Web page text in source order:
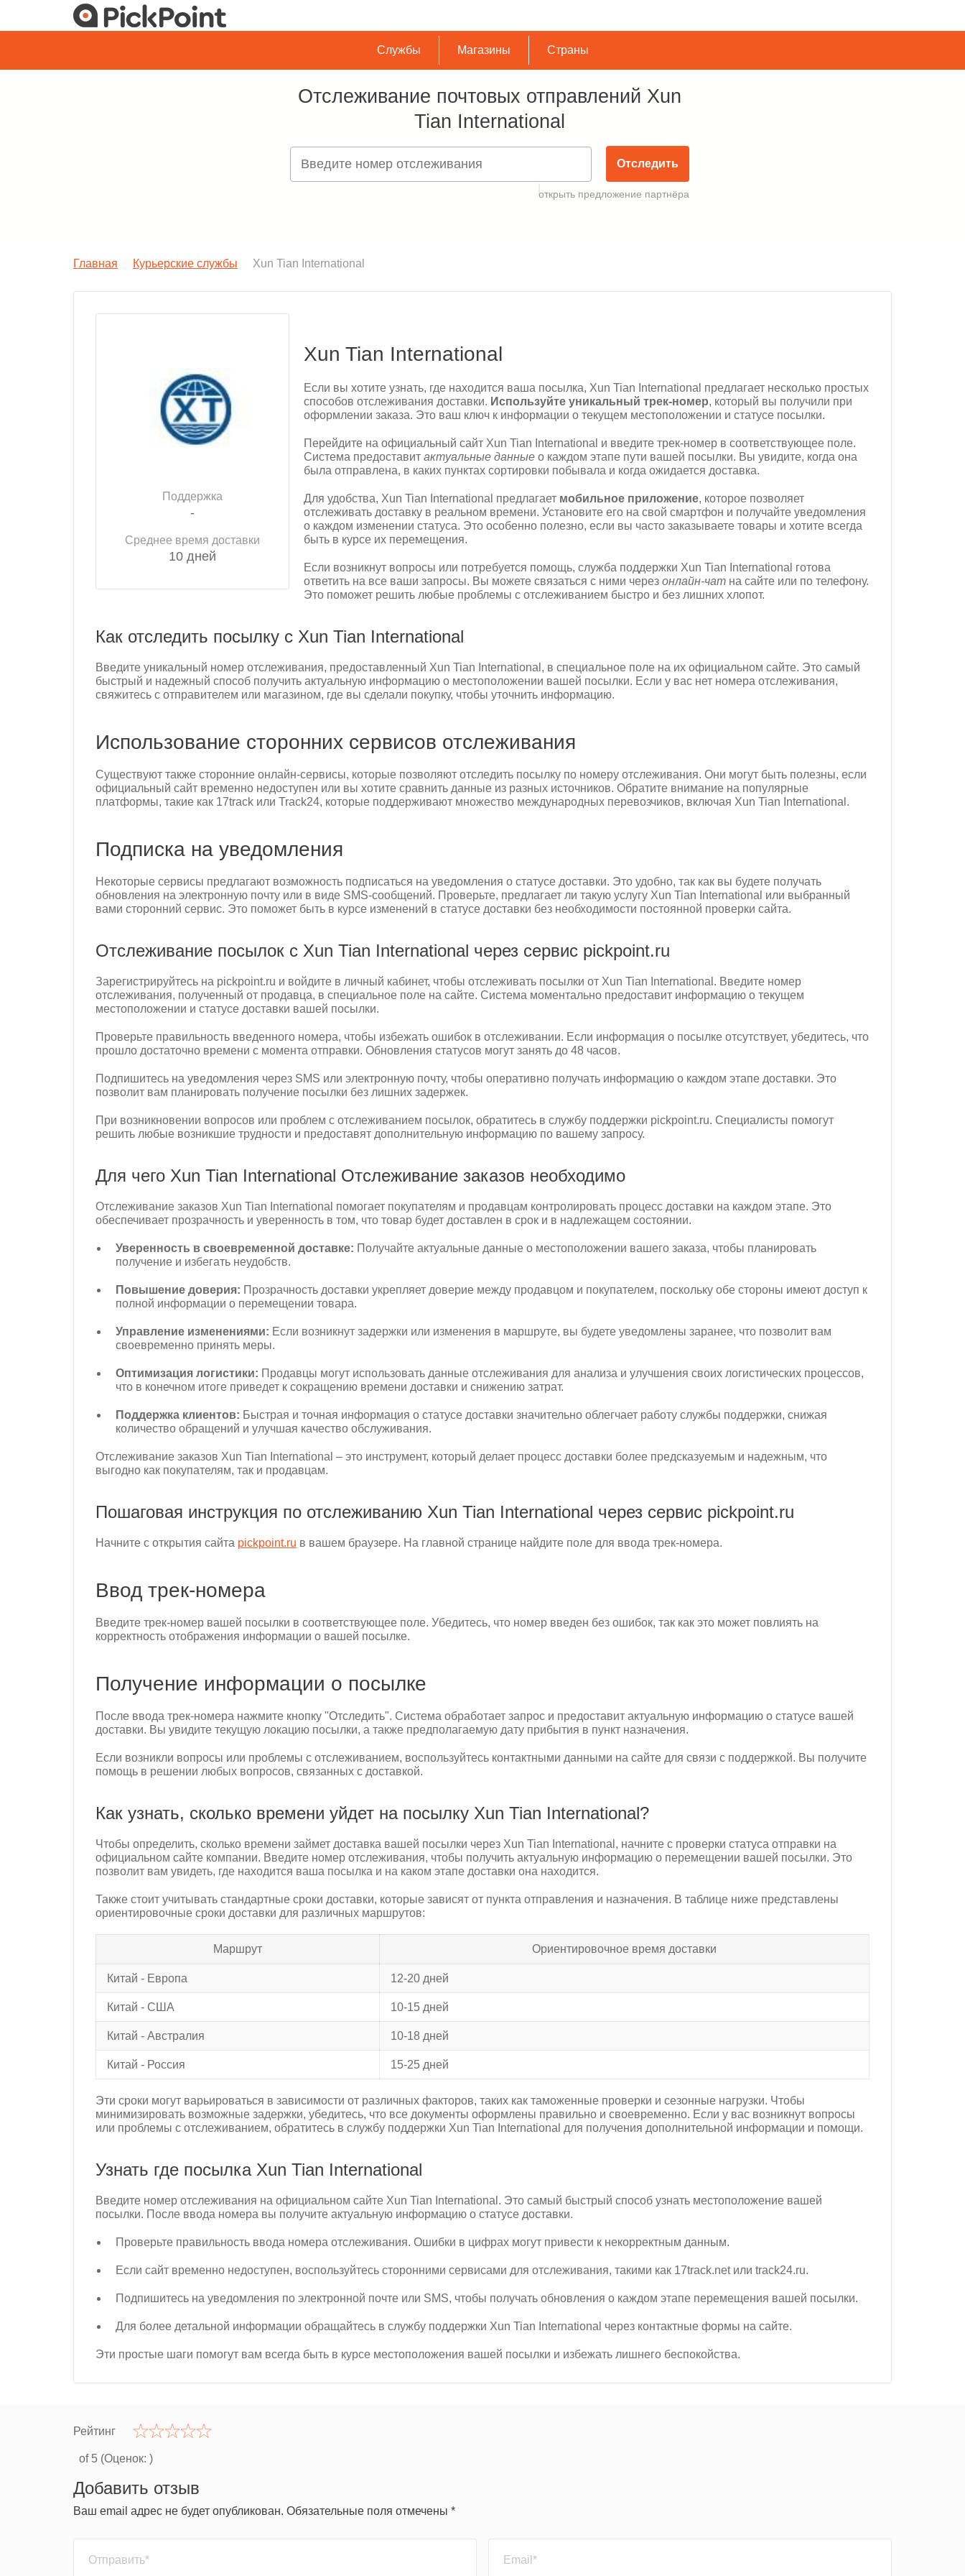
Службы Магазины Страны
Отслеживание почтовых отправлений Xun
Tian International
Отследить
открыть предложение партнёра
Главная Курьерские службы Xun Tian International
Поддержка
-
Среднее время доставки
10 дней
Xun Tian International
Если вы хотите узнать, где находится ваша посылка, Xun Tian International предлагает несколько простых
способов отслеживания доставки. Используйте уникальный трек-номер, который вы получили при
оформлении заказа. Это ваш ключ к информации о текущем местоположении и статусе посылки.
Перейдите на официальный сайт Xun Tian International и введите трек-номер в соответствующее поле.
Система предоставит актуальные данныео каждом этапе пути вашей посылки. Вы увидите, когда она
была отправлена, в каких пунктах сортировки побывала и когда ожидается доставка.
Для удобства, Xun Tian International предлагает мобильное приложение, которое позволяет
отслеживать доставку в реальном времени. Установите его на свой смартфон и получайте уведомления
о каждом изменении статуса. Это особенно полезно, если вы часто заказываете товары и хотите всегда
быть в курсе их перемещения.
Если возникнут вопросы или потребуется помощь, служба поддержки Xun Tian International готова
ответить на все ваши запросы. Вы можете связаться с ними через онлайн-чатна сайте или по телефону.
Это поможет решить любые проблемы с отслеживанием быстро и без лишних хлопот.
Как отследить посылку с Xun Tian International
Введите уникальный номер отслеживания, предоставленный Xun Tian International, в специальное поле на их официальном сайте. Это самый
быстрый и надежный способ получить актуальную информацию о местоположении вашей посылки. Если у вас нет номера отслеживания,
свяжитесь с отправителем или магазином, где вы сделали покупку, чтобы уточнить информацию.
Использование сторонних сервисов отслеживания
Существуют также сторонние онлайн-сервисы, которые позволяют отследить посылку по номеру отслеживания. Они могут быть полезны, если
официальный сайт временно недоступен или вы хотите сравнить данные из разных источников. Обратите внимание на популярные
платформы, такие как 17track или Track24, которые поддерживают множество международных перевозчиков, включая Xun Tian International.
Подписка на уведомления
Некоторые сервисы предлагают возможность подписаться на уведомления о статусе доставки. Это удобно, так как вы будете получать
обновления на электронную почту или в виде SMS-сообщений. Проверьте, предлагает ли такую услугу Xun Tian International или выбранный
вами сторонний сервис. Это поможет быть в курсе изменений в статусе доставки без необходимости постоянной проверки сайта.
Отслеживание посылок с Xun Tian International через сервис pickpoint.ru
Зарегистрируйтесь на pickpoint.ru и войдите в личный кабинет, чтобы отслеживать посылки от Xun Tian International. Введите номер
отслеживания, полученный от продавца, в специальное поле на сайте. Система моментально предоставит информацию о текущем
местоположении и статусе доставки вашей посылки.
Проверьте правильность введенного номера, чтобы избежать ошибок в отслеживании. Если информация о посылке отсутствует, убедитесь, что
прошло достаточно времени с момента отправки. Обновления статусов могут занять до 48 часов.
Подпишитесь на уведомления через SMS или электронную почту, чтобы оперативно получать информацию о каждом этапе доставки. Это
позволит вам планировать получение посылки без лишних задержек.
При возникновении вопросов или проблем с отслеживанием посылок, обратитесь в службу поддержки pickpoint.ru. Специалисты помогут
решить любые возникшие трудности и предоставят дополнительную информацию по вашему запросу.
Для чего Xun Tian International Отслеживание заказов необходимо
Отслеживание заказов Xun Tian International помогает покупателям и продавцам контролировать процесс доставки на каждом этапе. Это
обеспечивает прозрачность и уверенность в том, что товар будет доставлен в срок и в надлежащем состоянии.
Уверенность в своевременной доставке: Получайте актуальные данные о местоположении вашего заказа, чтобы планировать
получение и избегать неудобств.
Повышение доверия: Прозрачность доставки укрепляет доверие между продавцом и покупателем, поскольку обе стороны имеют доступ к
полной информации о перемещении товара.
Управление изменениями: Если возникнут задержки или изменения в маршруте, вы будете уведомлены заранее, что позволит вам
своевременно принять меры.
Оптимизация логистики: Продавцы могут использовать данные отслеживания для анализа и улучшения своих логистических процессов,
что в конечном итоге приведет к сокращению времени доставки и снижению затрат.
Поддержка клиентов: Быстрая и точная информация о статусе доставки значительно облегчает работу службы поддержки, снижая
количество обращений и улучшая качество обслуживания.
Отслеживание заказов Xun Tian International – это инструмент, который делает процесс доставки более предсказуемым и надежным, что
выгодно как покупателям, так и продавцам.
Пошаговая инструкция по отслеживанию Xun Tian International через сервис pickpoint.ru
Начните с открытия сайта pickpoint.ru в вашем браузере. На главной странице найдите поле для ввода трек-номера.
Ввод трек-номера
Введите трек-номер вашей посылки в соответствующее поле. Убедитесь, что номер введен без ошибок, так как это может повлиять на
корректность отображения информации о вашей посылке.
Получение информации о посылке
После ввода трек-номера нажмите кнопку "Отследить". Система обработает запрос и предоставит актуальную информацию о статусе вашей
доставки. Вы увидите текущую локацию посылки, а также предполагаемую дату прибытия в пункт назначения.
Если возникли вопросы или проблемы с отслеживанием, воспользуйтесь контактными данными на сайте для связи с поддержкой. Вы получите
помощь в решении любых вопросов, связанных с доставкой.
Как узнать, сколько времени уйдет на посылку Xun Tian International?
Чтобы определить, сколько времени займет доставка вашей посылки через Xun Tian International, начните с проверки статуса отправки на
официальном сайте компании. Введите номер отслеживания, чтобы получить актуальную информацию о перемещении вашей посылки. Это
позволит вам увидеть, где находится ваша посылка и на каком этапе доставки она находится.
Также стоит учитывать стандартные сроки доставки, которые зависят от пункта отправления и назначения. В таблице ниже представлены
ориентировочные сроки доставки для различных маршрутов:
Маршрут Ориентировочное время доставки
Китай - Европа 12-20 дней
Китай - США 10-15 дней
Китай - Австралия 10-18 дней
Китай - Россия 15-25 дней
Эти сроки могут варьироваться в зависимости от различных факторов, таких как таможенные проверки и сезонные нагрузки. Чтобы
минимизировать возможные задержки, убедитесь, что все документы оформлены правильно и своевременно. Если у вас возникнут вопросы
или проблемы с отслеживанием, обратитесь в службу поддержки Xun Tian International для получения дополнительной информации и помощи.
Узнать где посылка Xun Tian International
Введите номер отслеживания на официальном сайте Xun Tian International. Это самый быстрый способ узнать местоположение вашей
посылки. После ввода номера вы получите актуальную информацию о статусе доставки.
Проверьте правильность ввода номера отслеживания. Ошибки в цифрах могут привести к некорректным данным.
Если сайт временно недоступен, воспользуйтесь сторонними сервисами для отслеживания, такими как 17track.net или track24.ru.
Подпишитесь на уведомления по электронной почте или SMS, чтобы получать обновления о каждом этапе перемещения вашей посылки.
Для более детальной информации обращайтесь в службу поддержки Xun Tian International через контактные формы на сайте.
Эти простые шаги помогут вам всегда быть в курсе местоположения вашей посылки и избежать лишнего беспокойства.
Рейтинг
of 5 (Оценок: )
Добавить отзыв
Ваш email адрес не будет опубликован. Обязательные поля отмечены *